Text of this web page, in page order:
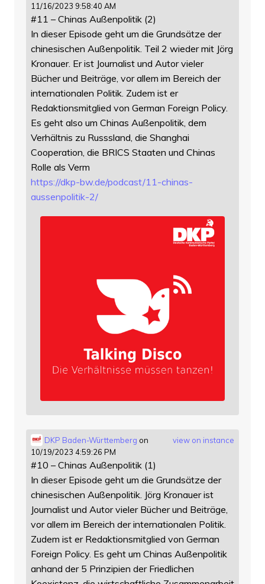
11/16/2023 9:58:40 AM
#11 – Chinas Außenpolitik (2)
In dieser Episode geht um die Grundsätze der
chinesischen Außenpolitik. Teil 2 wieder mit Jörg
Kronauer. Er ist Journalist und Autor vieler
Bücher und Beiträge, vor allem im Bereich der
internationalen Politik. Zudem ist er
Redaktionsmitglied von German Foreign Policy.
Es geht also um Chinas Außenpolitik, dem
Verhältnis zu Russsland, die Shanghai
Cooperation, die BRICS Staaten und Chinas
Rolle als Verm
https://dkp-bw.de/podcast/11-chinas-
aussenpolitik-2/
view on instance
DKP Baden-Württemberg on
10/19/2023 4:59:26 PM
#10 – Chinas Außenpolitik (1)
In dieser Episode geht um die Grundsätze der
chinesischen Außenpolitik. Jörg Kronauer ist
Journalist und Autor vieler Bücher und Beiträge,
vor allem im Bereich der internationalen Politik.
Zudem ist er Redaktionsmitglied von German
Foreign Policy. Es geht um Chinas Außenpolitik
anhand der 5 Prinzipien der Friedlichen